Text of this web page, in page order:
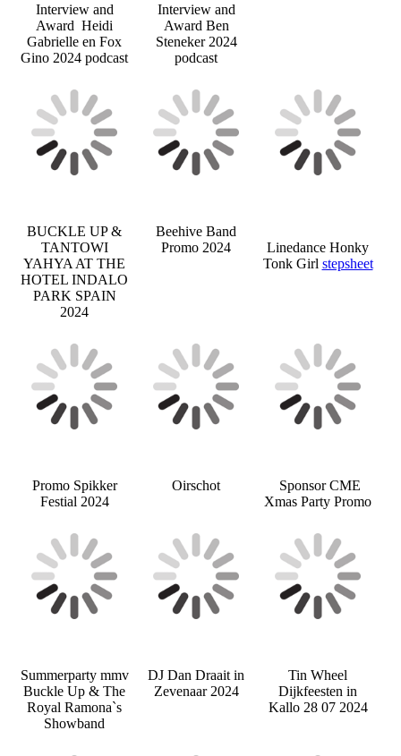
Interview and
Award Heidi
Gabrielle en Fox
Gino 2024 podcast
Interview and
Award Ben
Steneker 2024
podcast
BUCKLE UP &
TANTOWI
YAHYA AT THE
HOTEL INDALO
PARK SPAIN
2024
Beehive Band
Promo 2024
Linedance Honky
Tonk Girl stepsheet
Promo Spikker
Festial 2024
Oirschot
Sponsor CME
Xmas Party Promo
Summerparty mmv
Buckle Up & The
Royal Ramona`s
Showband
DJ Dan Draait in
Zevenaar 2024
Tin Wheel
Dijkfeesten in
Kallo 28 07 2024